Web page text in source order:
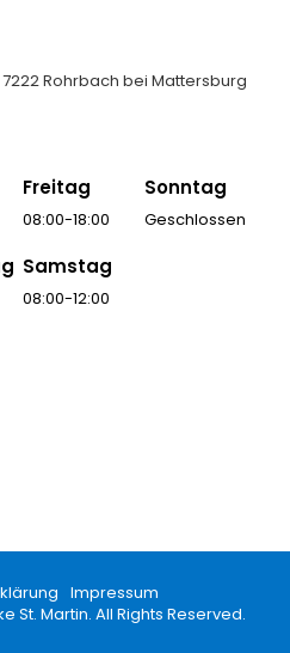
Rohrbach bei Mattersburg
Freitag
08:00-18:00
Samstag
08:00-12:00
Sonntag
Geschlossen
St. Martin. All Rights Reserved.
Impressum